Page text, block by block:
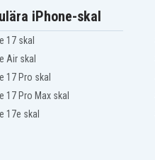
iPhone-skal
17 skal
Air skal
17 Pro skal
17 Pro Max skal
17e skal